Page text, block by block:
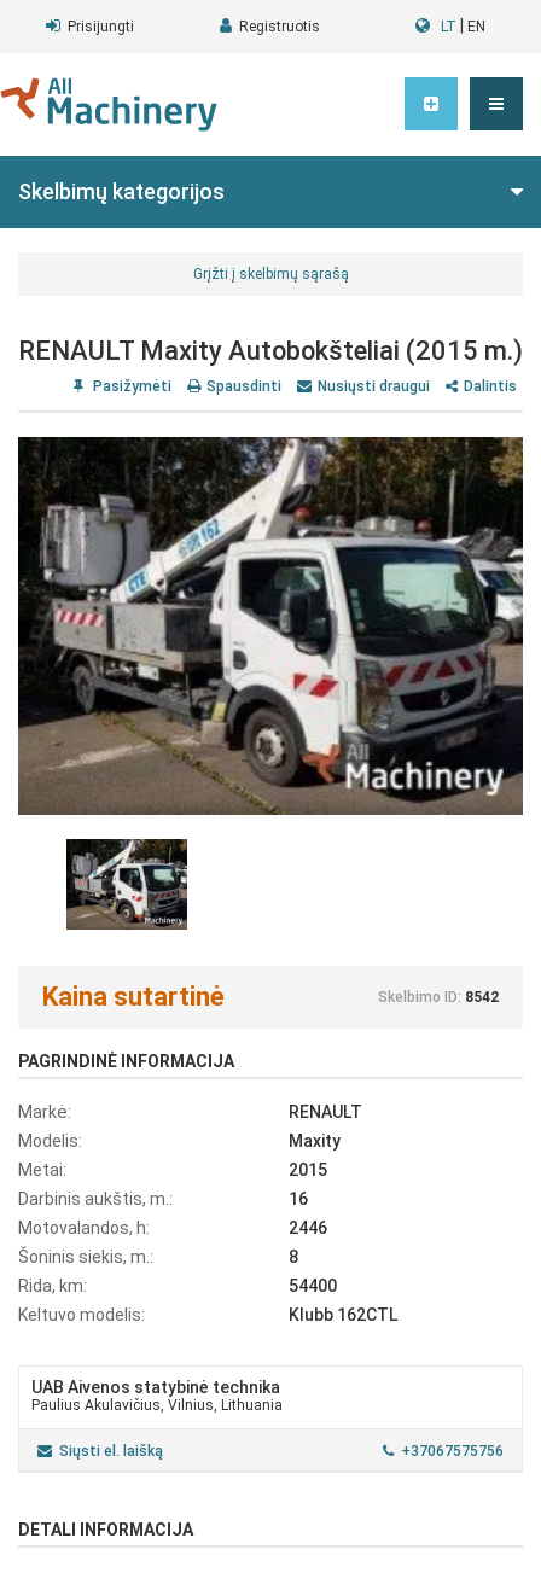
Prisijungti Registruotis LT EN
Skelbimų kategorijos
Grįžti į skelbimų sąrašą
RENAULT Maxity Autobokšteliai (2015 m.)
Pasižymėti Spausdinti Nusiųsti draugui Dalintis
Kaina sutartinė Skelbimo ID: 8542
PAGRINDINĖ INFORMACIJA
Markė:
RENAULT
Modelis:
Maxity
Metai:
2015
Darbinis aukštis, m.:
16
Motovalandos, h:
2446
Šoninis siekis, m.:
8
Rida, km:
54400
Keltuvo modelis:
Klubb 162CTL
UAB Aivenos statybinė technika
Paulius Akulavičius, Vilnius, Lithuania
Siųsti el. laišką +37067575756
DETALI INFORMACIJA